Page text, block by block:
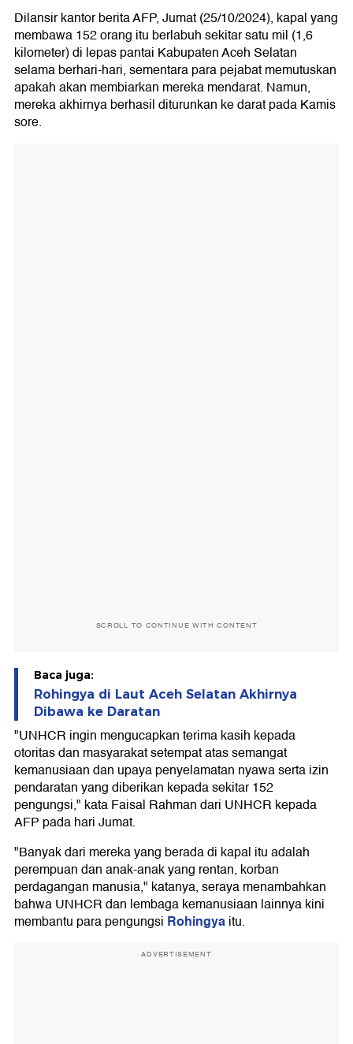
Dilansir kantor berita AFP, Jumat (25/10/2024), kapal yang
membawa 152 orang itu berlabuh sekitar satu mil (1,6
kilometer) di lepas pantai Kabupaten Aceh Selatan
selama berhari-hari, sementara para pejabat memutuskan
apakah akan membiarkan mereka mendarat. Namun,
mereka akhirnya berhasil diturunkan ke darat pada Kamis
sore.
SCROLL TO CONTINUE WITH CONTENT
Baca juga:
Rohingya di Laut Aceh Selatan Akhirnya
Dibawa ke Daratan
"UNHCR ingin mengucapkan terima kasih kepada
otoritas dan masyarakat setempat atas semangat
kemanusiaan dan upaya penyelamatan nyawa serta izin
pendaratan yang diberikan kepada sekitar 152
pengungsi," kata Faisal Rahman dari UNHCR kepada
AFP pada hari Jumat.
"Banyak dari mereka yang berada di kapal itu adalah
perempuan dan anak-anak yang rentan, korban
perdagangan manusia," katanya, seraya menambahkan
bahwa UNHCR dan lembaga kemanusiaan lainnya kini
membantu para pengungsi Rohingyaitu.
ADVERTISEMENT